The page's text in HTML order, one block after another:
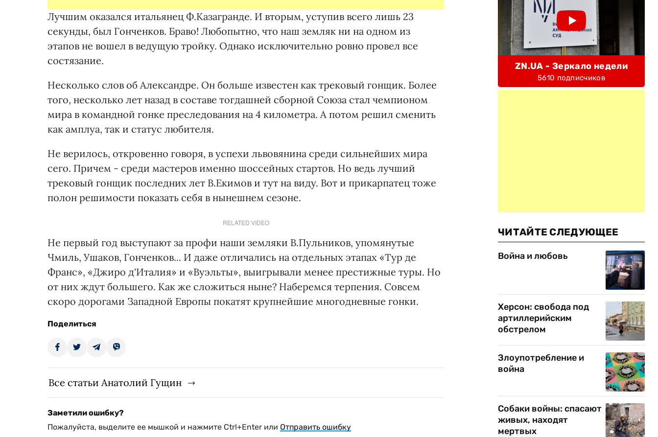
Лучшим оказался итальянец Ф.Казагранде. И вторым, уступив всего лишь 23
секунды, был Гонченков. Браво! Любопытно, что наш земляк ни на одном из
этапов не вошел в ведущую тройку. Однако исключительно ровно провел все
состязание.
Несколько слов об Александре. Он больше известен как трековый гонщик. Более
того, несколько лет назад в составе тогдашней сборной Союза стал чемпионом
мира в командной гонке преследования на 4 километра. А потом решил сменить
как амплуа, так и статус любителя.
Не верилось, откровенно говоря, в успехи львовянина среди сильнейших мира
сего. Причем - среди мастеров именно шоссейных стартов. Но ведь лучший
трековый гонщик последних лет В.Екимов и тут на виду. Вот и прикарпатец тоже
полон решимости показать себя в нынешнем сезоне.
RELATED VIDEO
Не первый год выступают за профи наши земляки В.Пульников, упомянутые
Чмиль, Ушаков, Гонченков... И даже отличались на отдельных этапах «Тур де
Франс», «Джиро д'Италия» и «Вуэльты», выигрывали менее престижные туры. Но
от них ждут большего. Как же сложиться ныне? Наберемся терпения. Совсем
скоро дорогами Западной Европы покатят крупнейшие многодневные гонки.
Поделиться
Все статьи Анатолий Гущин
Заметили ошибку?
Пожалуйста, выделите ее мышкой и нажмите Ctrl+Enter или Отправить ошибку
ZN.UA - Зеркало недели
5610 подписчиков
ЧИТАЙТЕ СЛЕДУЮЩЕЕ
Война и любовь
Херсон: свобода под
артиллерийским
обстрелом
Злоупотребление и
война
Собаки войны: спасают
живых, находят
мертвых